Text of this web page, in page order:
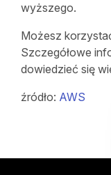
wyższego.
Możesz
Szczegółowe
dowiedzieć się
źródło: AWS